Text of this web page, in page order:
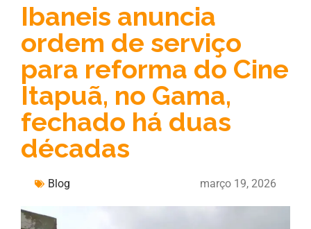
Ibaneis anuncia
ordem de serviço
para reforma do Cine
Itapuã, no Gama,
fechado há duas
décadas
Blog março 19, 2026